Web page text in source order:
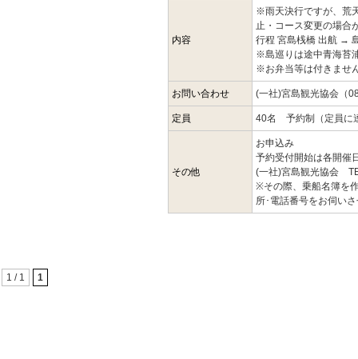
内容
※雨天決行ですが、荒
止・コース変更の場合
行程 宮島桟橋 出航 →
※島巡りは途中青海苔
※お弁当等は付きませ
お問い合わせ (一社)宮島観光協会（
定員 40名 予約制（定員に
その他
お申込み
予約受付開始は各開催
(一社)宮島観光協会
※その際、乗船名簿を
所･電話番号をお伺い
1 / 1 1